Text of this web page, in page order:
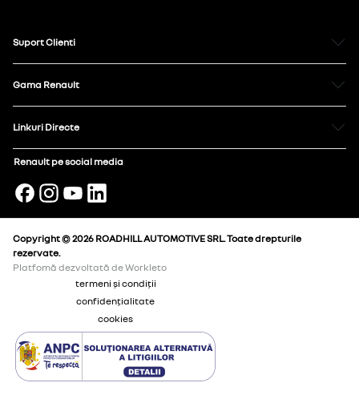
Suport Clienti
Gama Renault
Linkuri Directe
Renault pe social media
Copyright © 2026 ROADHILL AUTOMOTIVE SRL. Toate drepturile
rezervate.
Platfomă dezvoltată de Workleto
termeni și condiții
confidențialitate
cookies